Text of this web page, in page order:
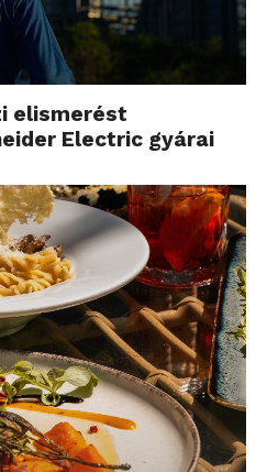
elismerést
Electric gyárai